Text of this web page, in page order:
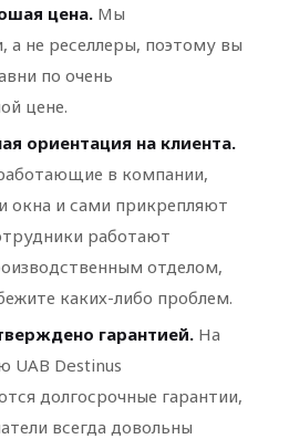
цена. Мы
а не реселлеры, поэтому вы
по очень
цене.
ориентация на клиента.
в компании,
окна и сами прикрепляют
работают
отделом,
каких-либо проблем.
гарантией. На
UAB Destinus
долгосрочные гарантии,
всегда довольны